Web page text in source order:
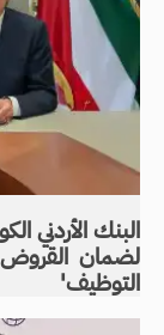
البنك الأردني
لضمان القروض
التوظيف'